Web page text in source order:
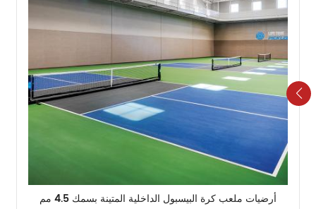
أرضيات ملعب كرة البيسبول الداخلية المتينة بسمك 4.5 مم